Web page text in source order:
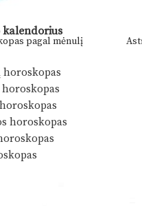
kalendorius
pagal mėnulį
horoskopas
horoskopas